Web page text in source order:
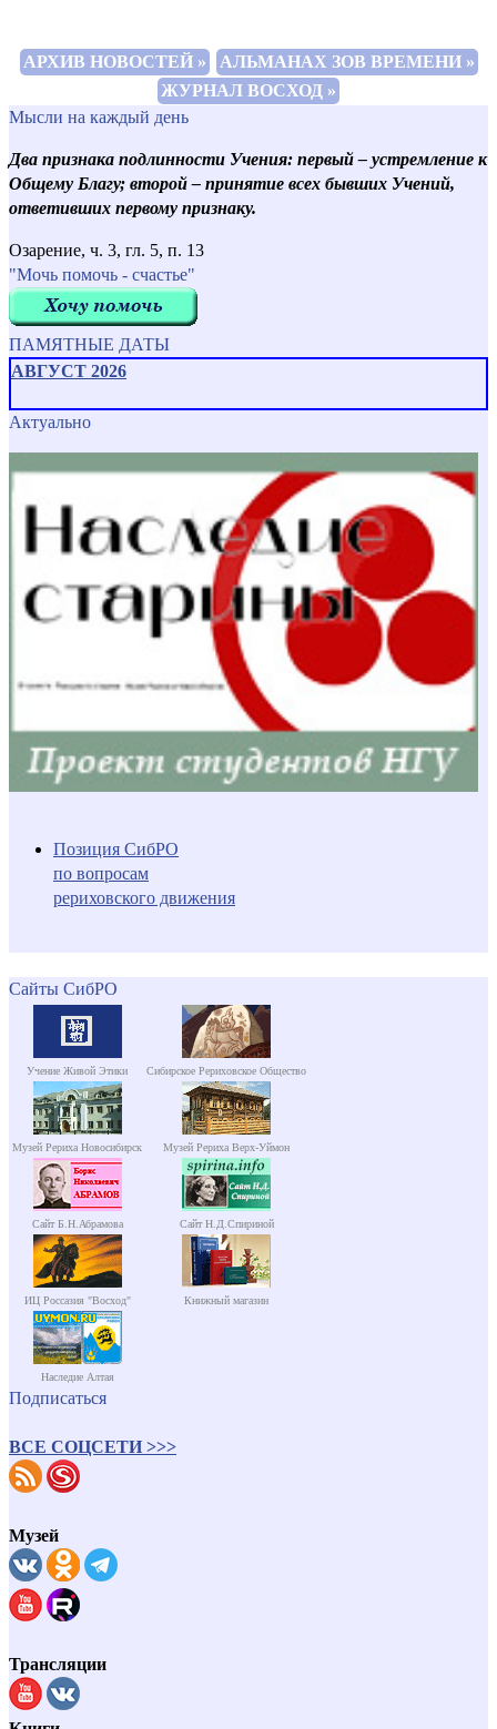
АРХИВ НОВОСТЕЙ »
АЛЬМАНАХ ЗОВ ВРЕМЕНИ »
ЖУРНАЛ ВОСХОД »
Мысли на каждый день
Два признака подлинности Учения: первый – устремление к
Общему Благу; второй – принятие всех бывших Учений,
ответивших первому признаку.
Озарение, ч. 3, гл. 5, п. 13
"Мочь помочь - счастье"
ПАМЯТНЫЕ ДАТЫ
АВГУСТ 2026
Актуально
Позиция СибРО
по вопросам
рериховского движения
Сайты СибРО
Учение Живой Этики Сибирское Рериховское Общество
Музей Рериха Новосибирск Музей Рериха Верх-Уймон
Сайт Б.Н.Абрамова Сайт Н.Д.Спириной
ИЦ Россазия "Восход" Книжный магазин
Наследие Алтая
Подписаться
ВСЕ СОЦСЕТИ >>>
Музей
Трансляции